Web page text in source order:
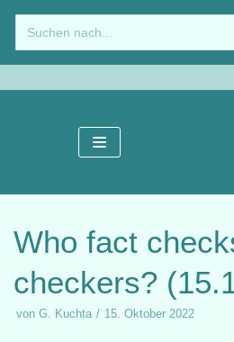
Zum
Inhalt
springen
Who fact
checkers?
von G. Kuchta 15. Oktober 2022